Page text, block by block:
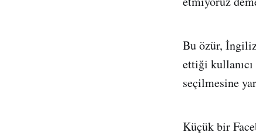
Bu özür,
ettiği
seçilmesine
Küçük bir